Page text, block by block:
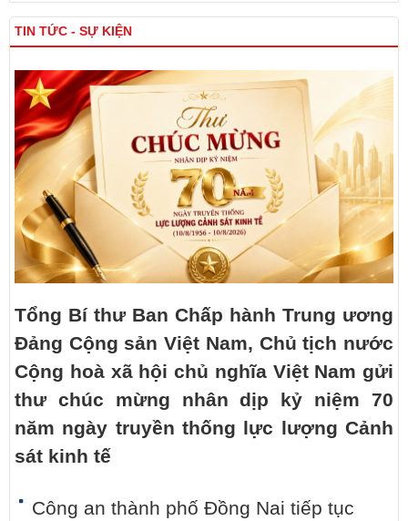
TIN TỨC - SỰ KIỆN
Tổng Bí thư Ban Chấp hành Trung ương
Đảng Cộng sản Việt Nam, Chủ tịch nước
Cộng hoà xã hội chủ nghĩa Việt Nam gửi
thư chúc mừng nhân dịp kỷ niệm 70
năm ngày truyền thống lực lượng Cảnh
sát kinh tế
Công an thành phố Đồng Nai tiếp tục